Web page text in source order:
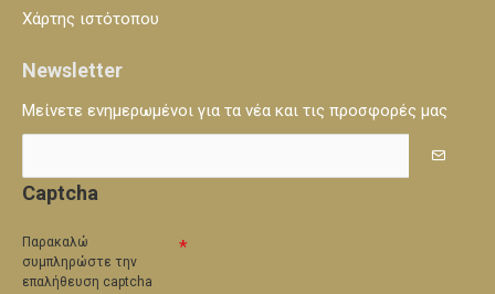
Χάρτης ιστότοπου
Newsletter
Μείνετε ενημερωμένοι για τα νέα και τις προσφορές μας
Captcha
Παρακαλώ
συμπληρώστε την
επαλήθευση captcha